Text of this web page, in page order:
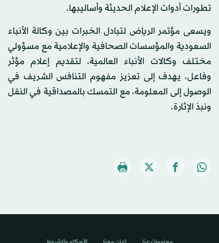
تطورات أدوات الإعلام الحديثة وأساليبها.
ويسعى مؤتمر الرياض لتبادل الخبرات بين وكالة الأنباء
السعودية والمؤسسات الصحافية والإعلامية مع مسؤولي
مختلف وكالات الأنباء العالمية، لتقديم إعلام مؤثر
وفاعل، يهدف إلى تعزيز مفهوم التنافس الشريف في
الوصول إلى المعلومة، مع التمسك بالمصداقية في النقل
ونبذ الإثارة.